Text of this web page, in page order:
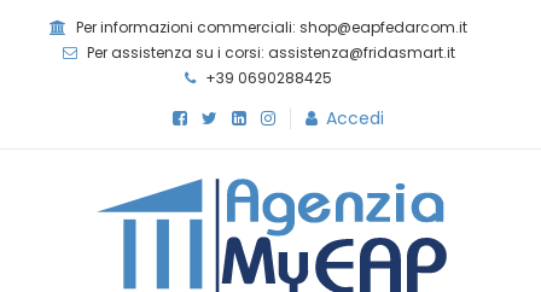
Per informazioni commerciali: shop@eapfedarcom.it
Per assistenza su i corsi: assistenza@fridasmart.it
+39 0690288425
Accedi